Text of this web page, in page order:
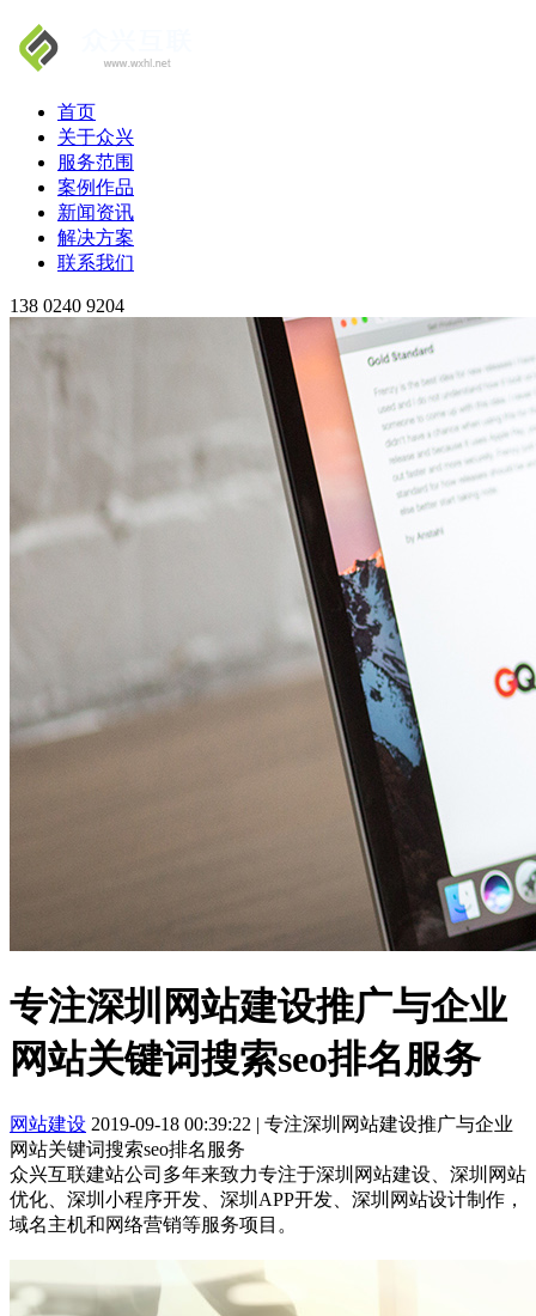
首页
关于众兴
服务范围
案例作品
新闻资讯
解决方案
联系我们
138 0240 9204
专注深圳网站建设推广与企业
网站关键词搜索seo排名服务
网站建设 2019-09-18 00:39:22 | 专注深圳网站建设推广与企业
网站关键词搜索seo排名服务
众兴互联建站公司多年来致力专注于深圳网站建设、深圳网站
优化、深圳小程序开发、深圳APP开发、深圳网站设计制作，
域名主机和网络营销等服务项目。